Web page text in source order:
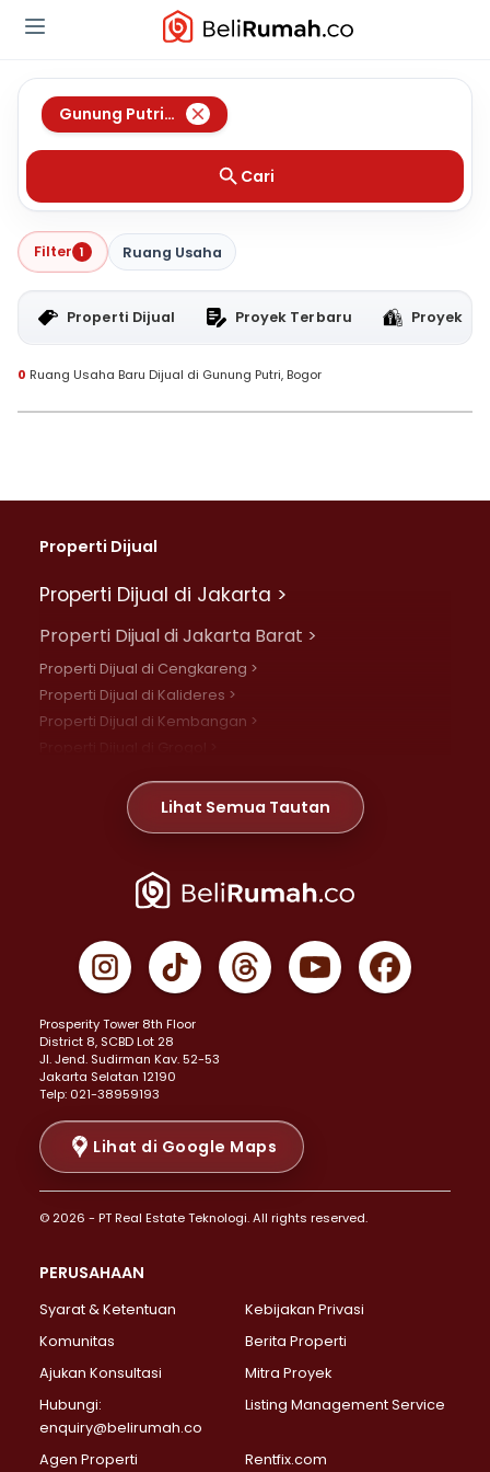
Gunung Putri
,Bogor
Cari
Filter 1 Ruang Usaha
Properti Dijual Proyek Terbaru Proyek
0 Ruang Usaha Baru Dijual di Gunung Putri, Bogor
Properti Dijual
Properti Dijual di Jakarta >
Properti Dijual di Jakarta Barat >
Properti Dijual di Cengkareng >
Properti Dijual di Kalideres >
Properti Dijual di Kembangan >
Properti Dijual di Meruya >
Properti Dijual di Jelambar >
Properti Dijual di Jakarta Pusat >
Properti Dijual di Gambir >
Properti Dijual di Johar Baru >
Properti Dijual di Menteng >
Properti Dijual di Senen >
Properti Dijual di Tanah Abang >
Properti Dijual di Cikini >
Properti Dijual di Kramat >
Properti Dijual di Pasar Baru >
Properti Dijual di Bendungan Hilir >
Properti Dijual di Jakarta Selatan >
Properti Dijual di Lebak Bulus >
Properti Dijual di Gandaria Selatan >
Properti Dijual di Pondok Labu >
Properti Dijual di Lenteng Agung >
Properti Dijual di Senayan >
Properti Dijual di Pondok Pinang >
Lihat Semua Tautan
Prosperity Tower 8th Floor
District 8, SCBD Lot 28
JI. Jend. Sudirman Kav. 52-53
Jakarta Selatan 12190
Telp: 021-38959193
Lihat di Google Maps
© 2026 - PT Real Estate Teknologi. All rights reserved.
PERUSAHAAN
Syarat & Ketentuan
Kebijakan Privasi
Komunitas
Berita Properti
Ajukan Konsultasi
Mitra Proyek
Hubungi:
enquiry@belirumah.co
Listing Management Service
Agen Properti Rentfix.com